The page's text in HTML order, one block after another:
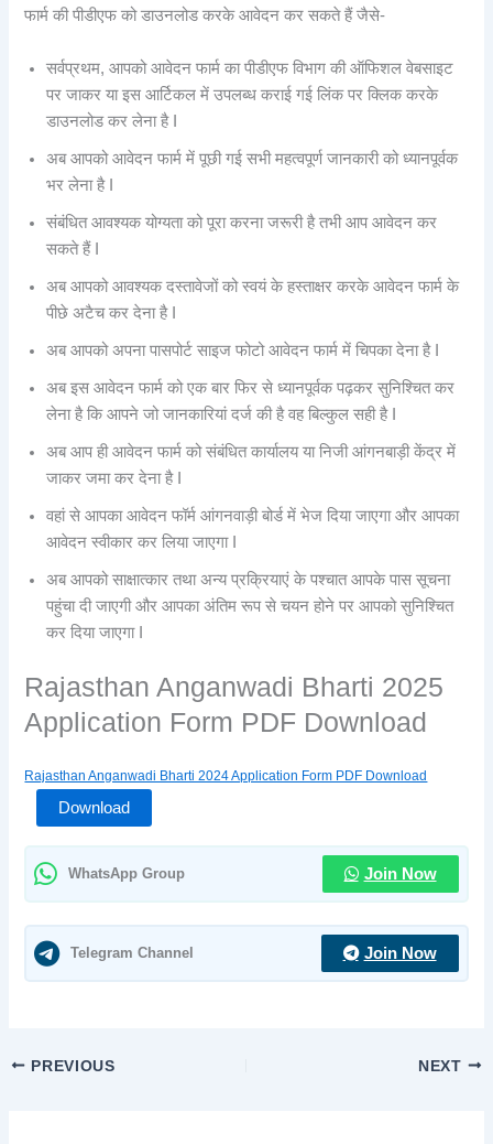
फार्म की पीडीएफ को डाउनलोड करके आवेदन कर सकते हैं जैसे-
सर्वप्रथम, आपको आवेदन फार्म का पीडीएफ विभाग की ऑफिशल वेबसाइट
पर जाकर या इस आर्टिकल में उपलब्ध कराई गई लिंक पर क्लिक करके
डाउनलोड कर लेना है I
अब आपको आवेदन फार्म में पूछी गई सभी महत्वपूर्ण जानकारी को ध्यानपूर्वक
भर लेना है I
संबंधित आवश्यक योग्यता को पूरा करना जरूरी है तभी आप आवेदन कर
सकते हैं I
अब आपको आवश्यक दस्तावेजों को स्वयं के हस्ताक्षर करके आवेदन फार्म के
पीछे अटैच कर देना है I
अब आपको अपना पासपोर्ट साइज फोटो आवेदन फार्म में चिपका देना है I
अब इस आवेदन फार्म को एक बार फिर से ध्यानपूर्वक पढ़कर सुनिश्चित कर
लेना है कि आपने जो जानकारियां दर्ज की है वह बिल्कुल सही है I
अब आप ही आवेदन फार्म को संबंधित कार्यालय या निजी आंगनबाड़ी केंद्र में
जाकर जमा कर देना है I
वहां से आपका आवेदन फॉर्म आंगनवाड़ी बोर्ड में भेज दिया जाएगा और आपका
आवेदन स्वीकार कर लिया जाएगा I
अब आपको साक्षात्कार तथा अन्य प्रक्रियाएं के पश्चात आपके पास सूचना
पहुंचा दी जाएगी और आपका अंतिम रूप से चयन होने पर आपको सुनिश्चित
कर दिया जाएगा I
Rajasthan Anganwadi Bharti 2025
Application Form PDF Download
Rajasthan Anganwadi Bharti 2024 Application Form PDF Download
Download
WhatsApp Group Join Now
Telegram Channel Join Now
PREVIOUS NEXT